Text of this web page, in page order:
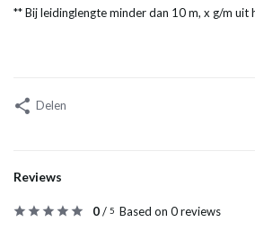
** Bij leidinglengte minder dan 10 m, x g/m uit
Delen
Reviews
0/ 5 Based on 0 reviews